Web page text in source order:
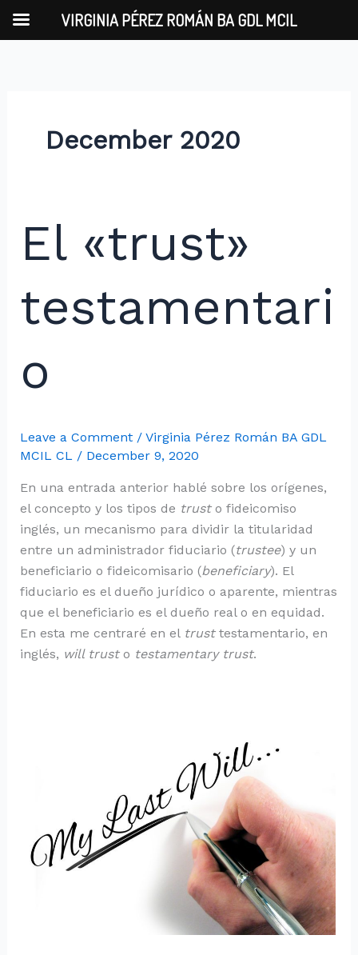
December 2020
El «trust»
testamentari
o
Leave a Comment / Virginia Pérez Román BA GDL
MCIL CL / December 9, 2020
En una entrada anterior hablé sobre los orígenes,
el concepto y los tipos de trusto fideicomiso
inglés, un mecanismo para dividir la titularidad
entre un administrador fiduciario (trustee) y un
beneficiario o fideicomisario (beneficiary). El
fiduciario es el dueño jurídico o aparente, mientras
que el beneficiario es el dueño real o en equidad.
En esta me centraré en el trust testamentario, en
inglés, will trusto testamentary trust.
«trust»
testamentario
VIRGINIA PÉREZ ROMÁN BA GDL MCIL